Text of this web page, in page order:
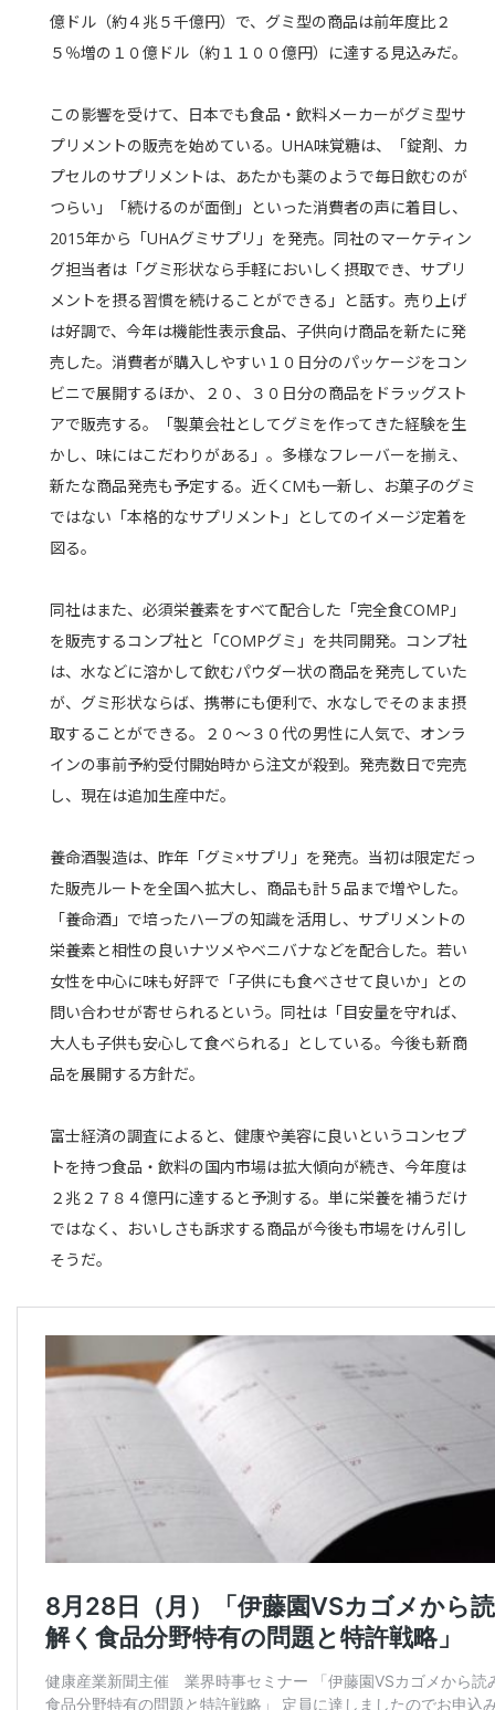
億ドル（約４兆５千億円）で、グミ型の商品は前年度比２
５％増の１０億ドル（約１１００億円）に達する見込みだ。
この影響を受けて、日本でも食品・飲料メーカーがグミ型サ
プリメントの販売を始めている。UHA味覚糖は、「錠剤、カ
プセルのサプリメントは、あたかも薬のようで毎日飲むのが
つらい」「続けるのが面倒」といった消費者の声に着目し、
2015年から「UHAグミサプリ」を発売。同社のマーケティン
グ担当者は「グミ形状なら手軽においしく摂取でき、サプリ
メントを摂る習慣を続けることができる」と話す。売り上げ
は好調で、今年は機能性表示食品、子供向け商品を新たに発
売した。消費者が購入しやすい１０日分のパッケージをコン
ビニで展開するほか、２０、３０日分の商品をドラッグスト
アで販売する。「製菓会社としてグミを作ってきた経験を生
かし、味にはこだわりがある」。多様なフレーバーを揃え、
新たな商品発売も予定する。近くCMも一新し、お菓子のグミ
ではない「本格的なサプリメント」としてのイメージ定着を
図る。
同社はまた、必須栄養素をすべて配合した「完全食COMP」
を販売するコンプ社と「COMPグミ」を共同開発。コンプ社
は、水などに溶かして飲むパウダー状の商品を発売していた
が、グミ形状ならば、携帯にも便利で、水なしでそのまま摂
取することができる。２０～３０代の男性に人気で、オンラ
インの事前予約受付開始時から注文が殺到。発売数日で完売
し、現在は追加生産中だ。
養命酒製造は、昨年「グミ×サプリ」を発売。当初は限定だっ
た販売ルートを全国へ拡大し、商品も計５品まで増やした。
「養命酒」で培ったハーブの知識を活用し、サプリメントの
栄養素と相性の良いナツメやベニバナなどを配合した。若い
女性を中心に味も好評で「子供にも食べさせて良いか」との
問い合わせが寄せられるという。同社は「目安量を守れば、
大人も子供も安心して食べられる」としている。今後も新商
品を展開する方針だ。
富士経済の調査によると、健康や美容に良いというコンセプ
トを持つ食品・飲料の国内市場は拡大傾向が続き、今年度は
２兆２７８４億円に達すると予測する。単に栄養を補うだけ
ではなく、おいしさも訴求する商品が今後も市場をけん引し
そうだ。